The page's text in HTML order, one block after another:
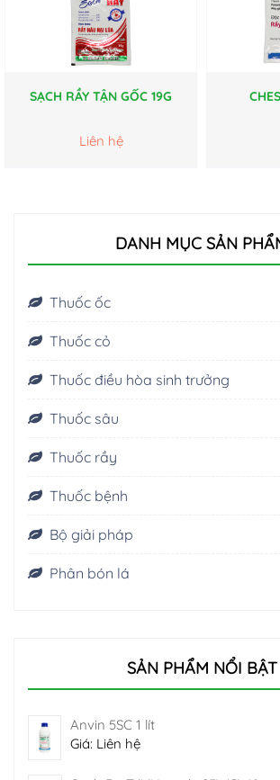
SẠCH RẦY TẬN GỐC 19G
Liên hệ
DANH MỤC SẢN
Thuốc ốc
Thuốc cỏ
Thuốc điều hòa sinh trưởng
Thuốc sâu
Thuốc rầy
Thuốc bệnh
Bộ giải pháp
Phân bón lá
SẢN PHẨM NỔI BẬT
Anvin 5SC 1 lít
Giá: Liên hệ